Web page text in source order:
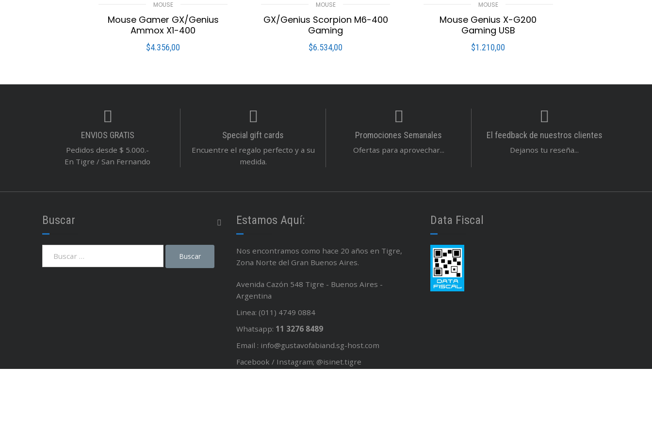
MOUSE
Mouse Gamer GX/Genius
Ammox X1-400
$4.356,00
LEER MÁS
MOUSE
GX/Genius Scorpion M6-400
Gaming
$6.534,00
LEER MÁS
MOUSE
Mouse Genius X-G200
Gaming USB
$1.210,00
LEER MÁS
ENVIOS GRATIS
Pedidos desde $ 5.000.-
En Tigre / San Fernando
Special gift cards
Encuentre el regalo perfecto y a su
medida.
Promociones Semanales
Ofertas para aprovechar...
El feedback de nuestros clientes
Dejanos tu reseña...
Buscar Estamos Aquí:
Nos encontramos como hace 20 años en Tigre,
Zona Norte del Gran Buenos Aires.
Avenida Cazón 548 Tigre - Buenos Aires -
Argentina
Linea: (011) 4749 0884
Whatsapp: 11 3276 8489
Email : info@gustavofabiand.sg-host.com
Facebook / Instagram; @isinet.tigre
Data Fiscal